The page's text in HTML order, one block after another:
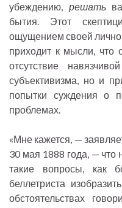
убеждению, решать
бытия. Этот
ощущением своей
приходит к мысли, что
отсутствие
субъективизма, но и
попытки суждения о
проблемах.
«Мне кажется, —
30 мая 1888 года, —
такие вопросы, как
беллетриста
обстоятельствах